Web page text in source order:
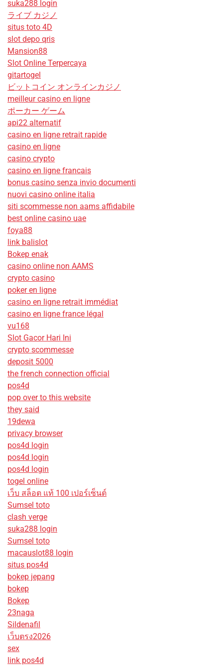
suka288 login
ライブ カジノ
situs toto 4D
slot depo qris
Mansion88
Slot Online Terpercaya
gitartogel
ビットコイン オンラインカジノ
meilleur casino en ligne
ポーカー ゲーム
api22 alternatif
casino en ligne retrait rapide
casino en ligne
casino crypto
casino en ligne francais
bonus casino senza invio documenti
nuovi casino online italia
siti scommesse non aams affidabile
best online casino uae
foya88
link balislot
Bokep enak
casino online non AAMS
crypto casino
poker en ligne
casino en ligne retrait immédiat
casino en ligne france légal
vu168
Slot Gacor Hari Ini
crypto scommesse
deposit 5000
the french connection official
pos4d
pop over to this website
they said
19dewa
privacy browser
pos4d login
pos4d login
pos4d login
togel online
เว็บ สล็อต แท้ 100 เปอร์เซ็นต์
Sumsel toto
clash verge
suka288 login
Sumsel toto
macauslot88 login
situs pos4d
bokep jepang
bokep
Bokep
23naga
Sildenafil
เว็บตรง2026
sex
link pos4d